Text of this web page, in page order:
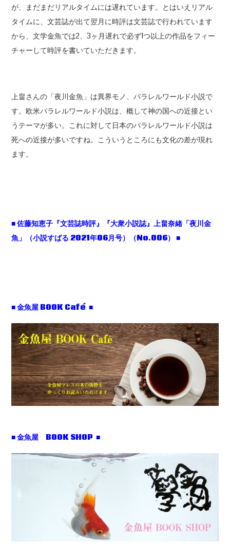
が、まだまだリアルタイムには遅れています。とはいえリアル
タイムに、文芸誌が出て翌月に時評は文芸誌で行われています
から、文学金魚では2、3ヶ月遅れで必ず1つ以上の作品をフィー
チャーして時評を書いていただきます。
上畠さんの「夜川金魚」は異界モノ、パラレルワールド小説で
す。欧米パラレルワールド小説は、概して神の国への近接とい
うテーマが多い。これに対して日本のパラレルワールド小説は
死への近接が多いですね。こういうところにも文化の差が現れ
ます。
■ 佐藤知恵子『文芸誌時評』『大衆小説誌』上畠奈緒「夜川金
魚」（小説すばる 2021年06月号）（No.006） ■
■ 金魚屋 BOOK Café ■
■ 金魚屋 BOOK SHOP ■